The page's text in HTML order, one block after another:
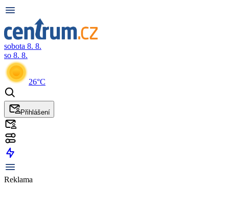
sobota 8. 8.
so 8. 8.
26°C
Přihlášení
Reklama